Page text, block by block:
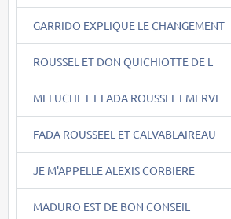
GARRIDO EXPLIQUE LE CHANGEMENT
ROUSSEL ET DON QUICHIOTTE DE L
MELUCHE ET FADA ROUSSEL EMERVE
FADA ROUSSEEL ET CALVABLAIREAU
JE M'APPELLE ALEXIS CORBIERE
MADURO EST DE BON CONSEIL